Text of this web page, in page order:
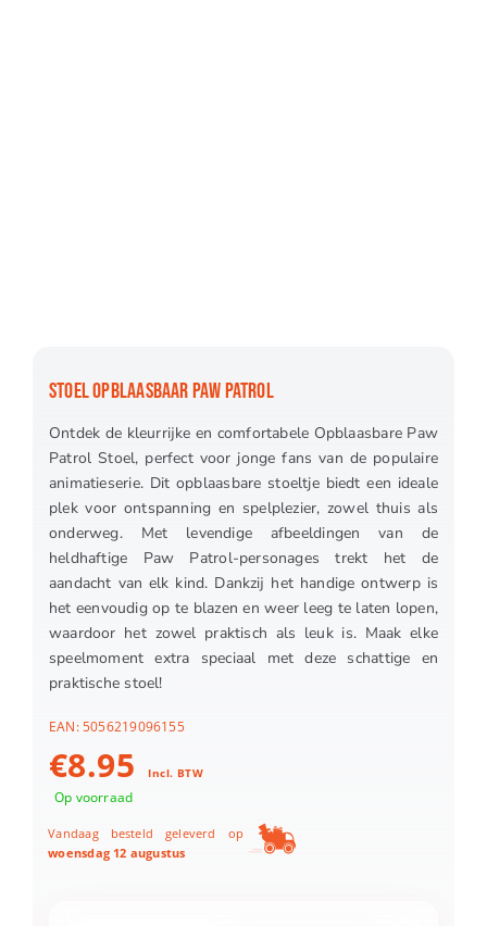
STOEL OPBLAASBAAR PAW PATROL
Ontdek de kleurrijke en comfortabele Opblaasbare Paw
Patrol Stoel, perfect voor jonge fans van de populaire
animatieserie. Dit opblaasbare stoeltje biedt een ideale
plek voor ontspanning en spelplezier, zowel thuis als
onderweg. Met levendige afbeeldingen van de
heldhaftige Paw Patrol-personages trekt het de
aandacht van elk kind. Dankzij het handige ontwerp is
het eenvoudig op te blazen en weer leeg te laten lopen,
waardoor het zowel praktisch als leuk is. Maak elke
speelmoment extra speciaal met deze schattige en
praktische stoel!
EAN:5056219096155
€8.95 Incl. BTW
Op voorraad
Vandaag besteld geleverd op
woensdag 12 augustus